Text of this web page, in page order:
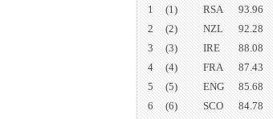
1 (1) RSA
93.96
2
(2) NZL
92.28
3
(3) IRE
88.08
4
(4) FRA
87.43
5
(5) ENG
85.68
6
(6) SCO
84.78